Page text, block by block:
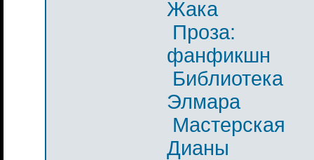
Жака
Проза:
фанфикшн
Библиотека
Элмара
Мастерская
Дианы